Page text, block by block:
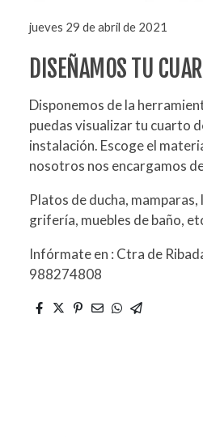
jueves 29 de abril de 2021
DISEÑAMOS TU
Disponemos de la
puedas visualizar tu cuarto
instalación. Escoge el
nosotros nos encargamos
Platos de ducha,
grifería, muebles de baño,
Infórmate en : Ctra de
988274808